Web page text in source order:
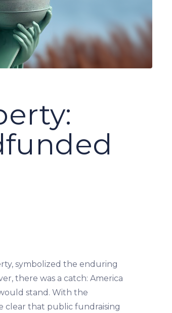
symbolized the enduring
there was a catch: America
stand. With the
clear that public fundraising